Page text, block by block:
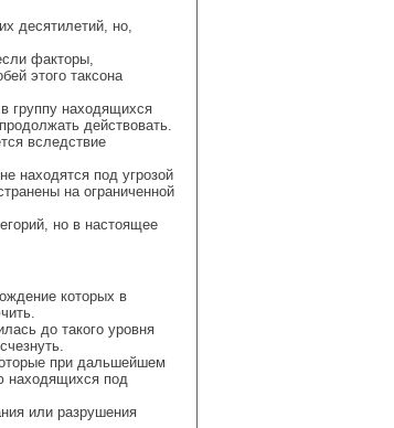
десятилетий, но,
факторы,
этого таксона
группу находящихся
действовать.
вследствие
находятся под угрозой
на ограниченной
но в настоящее
которых в
до такого уровня
при дальшейшем
находящихся под
или разрушения